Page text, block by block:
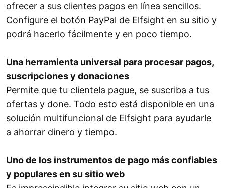
ofrecer a sus clientes pagos en línea sencillos.
Configure el botón PayPal de Elfsight en su sitio y
podrá hacerlo fácilmente y en poco tiempo.
Una herramienta universal para procesar pagos,
suscripciones y donaciones
Permite que tu clientela pague, se suscriba a tus
ofertas y done. Todo esto está disponible en una
solución multifuncional de Elfsight para ayudarle
a ahorrar dinero y tiempo.
Uno de los instrumentos de pago más confiables
y populares en su sitio web